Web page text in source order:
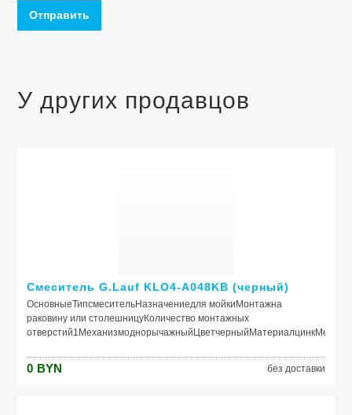
Отправить
У других продавцов
Смеситель G.Lauf KLO4-A048KB (черный)
ОсновныеТипсмесительНазначениедля мойкиМонтажна
раковину или столешницуКоличество монтажных
водыНетКерамический картриджДа 40 ммПоворотный
изливДаВыдвижной/гибкий изливНетКаскадный
0 BYN без доставки